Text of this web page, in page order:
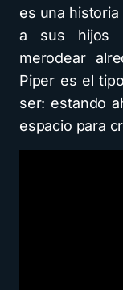
es una
a sus hijos
merodear
Piper es el
ser: estando
espacio para